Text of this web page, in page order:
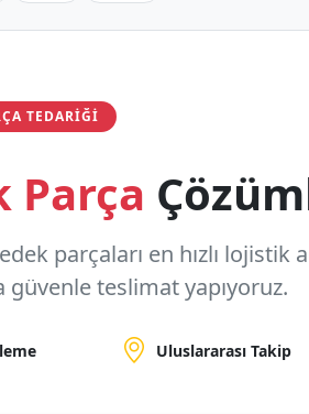
TEDARIĞI
Parça
parçaları en hızlı lojistik
güvenle teslimat yapıyoruz.
Uluslararası Takip